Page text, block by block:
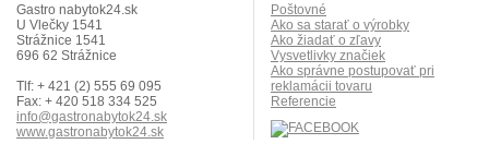
Gastro nabytok24.sk
U Vlečky 1541
Strážnice 1541
696 62 Strážnice
Tlf: + 421 (2) 555 69 095
Fax: + 420 518 334 525
info@gastronabytok24.sk
www.gastronabytok24.sk
Poštovné
Ako sa starať o výrobky
Ako žiadať o zľavy
Vysvetlivky značiek
Ako správne postupovať pri
reklamácii tovaru
Referencie